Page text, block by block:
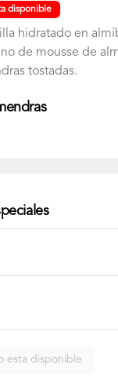
CAFE
400GR
disponible
hidratado en
de mousse de
tostadas.
esta disponible